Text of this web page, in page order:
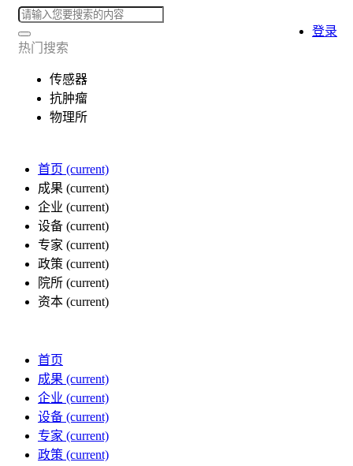
热门搜索
传感器
抗肿瘤
物理所
首页 (current)
成果 (current)
企业 (current)
设备 (current)
专家 (current)
政策 (current)
院所 (current)
资本 (current)
登录
首页
成果 (current)
企业 (current)
设备 (current)
专家 (current)
政策 (current)